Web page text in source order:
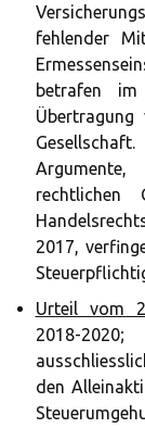
fehlender
betrafen im
Übertragung
2017,
Urteil vom
2018-
den